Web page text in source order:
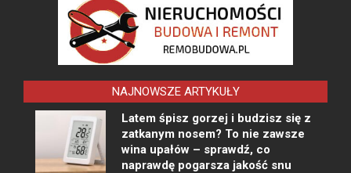
NAJNOWSZE ARTYKUŁY
Latem śpisz gorzej i budzisz się z
zatkanym nosem? To nie zawsze
wina upałów – sprawdź, co
naprawdę pogarsza jakość snu